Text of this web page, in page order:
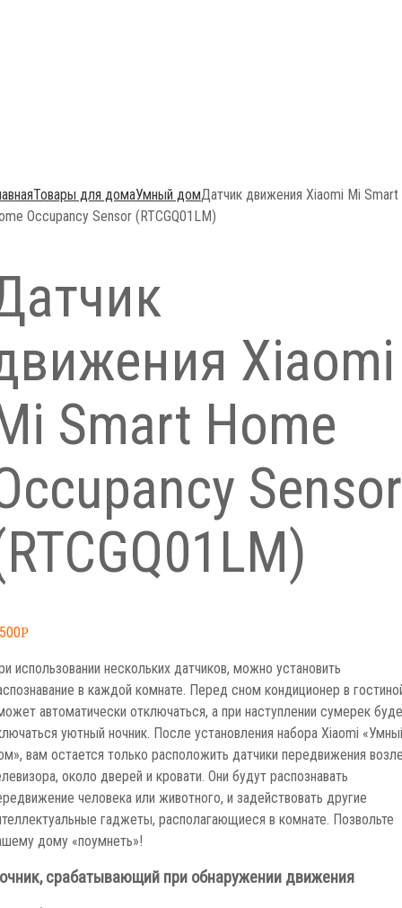
Товары для домаУмный домДатчик движения Xiaomi Mi Smart
Occupancy Sensor (RTCGQ01LM)
Xiaomi
Smart Home
Sensor
Р
использовании нескольких датчиков, можно установить
в каждой комнате. Перед сном кондиционер в
автоматически отключаться, а при наступлении сумерек
уютный ночник. После установления набора Xiaomi
вам остается только расположить датчики передвижения
около дверей и кровати. Они будут распознавать
человека или животного, и задействовать другие
гаджеты, располагающиеся в комнате. Позвольте
дому «поумнеть»!
срабатывающий при обнаружении движения